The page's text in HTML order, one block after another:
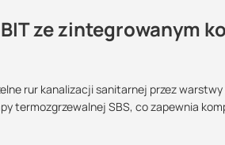
ze zintegrowanym
rur kanalizacji sanitarnej przez warstwy
termozgrzewalnej SBS, co zapewnia
kanalizacji?
pytania lub wątpliwości?
się z nami